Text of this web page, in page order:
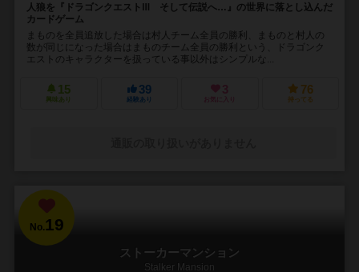
人狼を『ドラゴンクエストⅢ そして伝説へ…』の世界に落とし込んだ
カードゲーム
まものを全員追放した場合は村人チーム全員の勝利、まものと村人の
数が同じになった場合はまものチーム全員の勝利という、ドラゴンク
エストのキャラクターを扱っている事以外はシンプルな...
15
興味あり
39
経験あり
3
お気に入り
76
持ってる
No.19
ストーカーマンション
Stalker Mansion